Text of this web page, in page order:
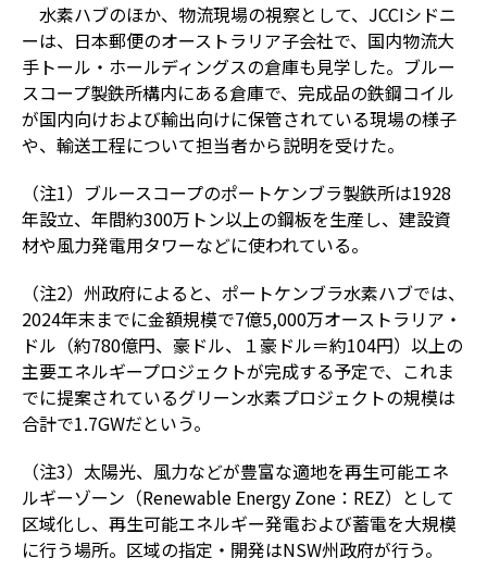
水素ハブのほか、物流現場の視察として、JCCIシドニ
ーは、日本郵便のオーストラリア子会社で、国内物流大
手トール・ホールディングスの倉庫も見学した。ブルー
スコープ製鉄所構内にある倉庫で、完成品の鉄鋼コイル
が国内向けおよび輸出向けに保管されている現場の様子
や、輸送工程について担当者から説明を受けた。
（注1）ブルースコープのポートケンブラ製鉄所は1928
年設立、年間約300万トン以上の鋼板を生産し、建設資
材や風力発電用タワーなどに使われている。
（注2）州政府によると、ポートケンブラ水素ハブでは、
2024年末までに金額規模で7億5,000万オーストラリア・
ドル（約780億円、豪ドル、１豪ドル＝約104円）以上の
主要エネルギープロジェクトが完成する予定で、これま
でに提案されているグリーン水素プロジェクトの規模は
合計で1.7GWだという。
（注3）太陽光、風力などが豊富な適地を再生可能エネ
ルギーゾーン（Renewable Energy Zone：REZ）として
区域化し、再生可能エネルギー発電および蓄電を大規模
に行う場所。区域の指定・開発はNSW州政府が行う。